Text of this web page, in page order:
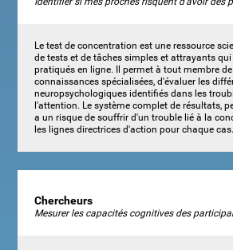
Le test de concentration est une ressource
de tests et de tâches simples et attrayants qui
pratiqués en ligne. Il permet à tout membre
connaissances spécialisées, d'évaluer les
neuropsychologiques identifiés dans les
l'attention. Le système complet de résultats,
a un risque de souffrir d'un trouble lié à la
les lignes directrices d'action pour chaque cas.
Chercheurs
Mesurer les capacités cognitives des